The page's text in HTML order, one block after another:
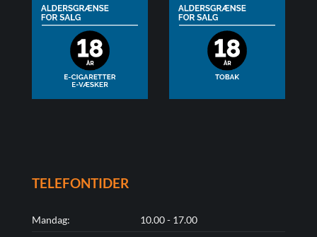
TELEFONTIDER
Mandag:
10.00 - 17.00